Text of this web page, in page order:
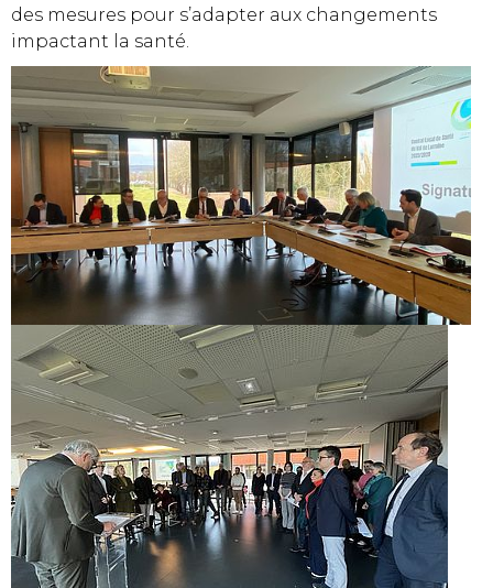
des mesures pour s’adapter aux changements
impactant la santé.